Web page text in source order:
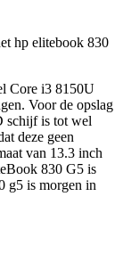
hp elitebook 830
Core i3 8150U
Voor de opslag
schijf is tot wel
deze geen
van 13.3 inch
830 G5 is
g5 is morgen in